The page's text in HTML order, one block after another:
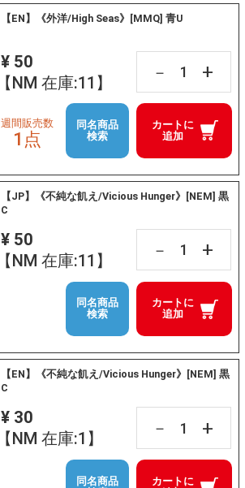
【EN】《外洋/High Seas》[MMQ] 青U
¥ 50
【NM 在庫:11】
－ +
カートに
追加
週間販売数
1点
同名商品
検索
【JP】《不純な飢え/Vicious Hunger》[NEM] 黒
C
¥ 50
【NM 在庫:11】
－ +
カートに
追加
同名商品
検索
【EN】《不純な飢え/Vicious Hunger》[NEM] 黒
C
¥ 30
【NM 在庫:1】
－ +
カートに
同名商品